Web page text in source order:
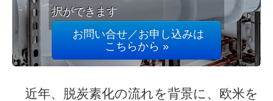
択ができます
お問い合せ／お申し込みは
こちらから »
近年、脱炭素化の流れを背景に、欧米を